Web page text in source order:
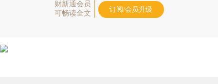
财新通会员
可畅读全文
订阅/会员升级